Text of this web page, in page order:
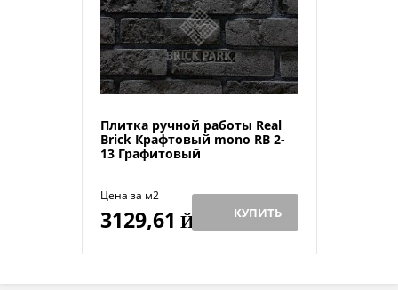
Плитка ручной работы Real
Brick Крафтовый mono RB 2-
13 Графитовый
Цена за м2
3129,61 Й КУПИТЬ